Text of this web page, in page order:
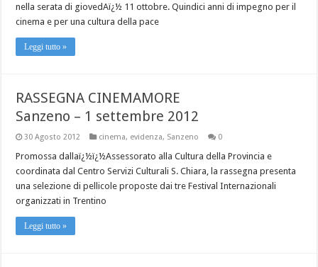
nella serata di giovedAï¿½ 11 ottobre. Quindici anni di impegno per il
cinema e per una cultura della pace
Leggi tutto »
RASSEGNA CINEMAMORE
Sanzeno – 1 settembre 2012
30 Agosto 2012 cinema, evidenza, Sanzeno 0
Promossa dallaï¿½ï¿½Assessorato alla Cultura della Provincia e
coordinata dal Centro Servizi Culturali S. Chiara, la rassegna presenta
una selezione di pellicole proposte dai tre Festival Internazionali
organizzati in Trentino
Leggi tutto »